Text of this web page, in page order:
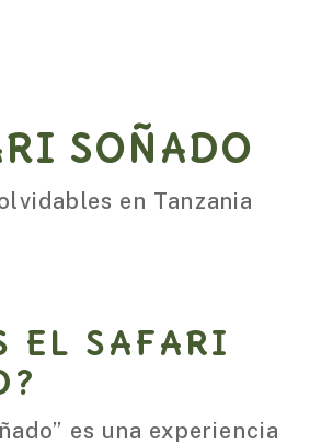
SOÑADO
en Tanzania
EL SAFARI
es una experiencia